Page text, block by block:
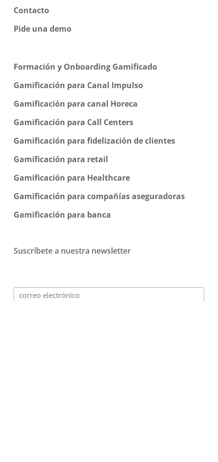
Contacto
Pide una demo
Formación y Onboarding Gamificado
Gamificación para Canal Impulso
Gamificación para canal Horeca
Gamificación para Call Centers
Gamificación para fidelización de clientes
Gamificación para retail
Gamificación para Healthcare
Gamificación para compañías aseguradoras
Gamificación para banca
Suscríbete a nuestra newsletter